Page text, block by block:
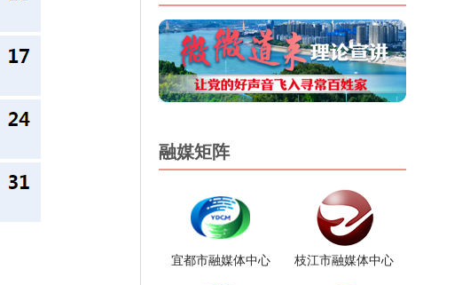
融媒矩阵
宜都市融媒体中心 枝江市融媒体中心